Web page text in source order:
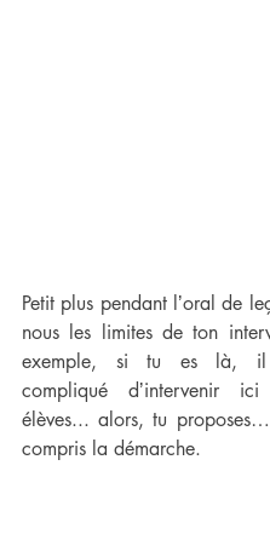
Petit plus pendant lʼoral de
nous les limites de ton
exemple, si tu es là, il
compliqué dʼintervenir
élèves... alors, tu
compris la démarche.